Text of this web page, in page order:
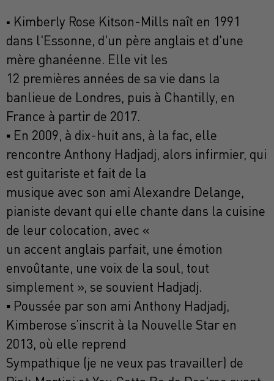
▪ Kimberly Rose Kitson-Mills naît en 1991
dans l'Essonne, d'un père anglais et d'une
mère ghanéenne. Elle vit les
12 premières années de sa vie dans la
banlieue de Londres, puis à Chantilly, en
France à partir de 2017.
▪ En 2009, à dix-huit ans, à la fac, elle
rencontre Anthony Hadjadj, alors infirmier, qui
est guitariste et fait de la
musique avec son ami Alexandre Delange,
pianiste devant qui elle chante dans la cuisine
de leur colocation, avec «
un accent anglais parfait, une émotion
envoûtante, une voix de la soul, tout
simplement », se souvient Hadjadj.
▪ Poussée par son ami Anthony Hadjadj,
Kimberose s’inscrit à la Nouvelle Star en
2013, où elle reprend
Sympathique (je ne veux pas travailler) de